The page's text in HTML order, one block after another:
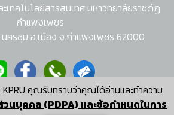
KPRU คุณรับทราบว่าคุณได้อ่านและทำความ
นบุคคล (PDPA) และข้อกำหนดในการ
เทคโนโลยีสารสนเทศ มหาวิทยาลัยราชภัฏ
กำแพงเพชร
นครชุม อ.เมือง จ.กำแพงเพชร 62000
าระบบ อนุชา พวงผกา